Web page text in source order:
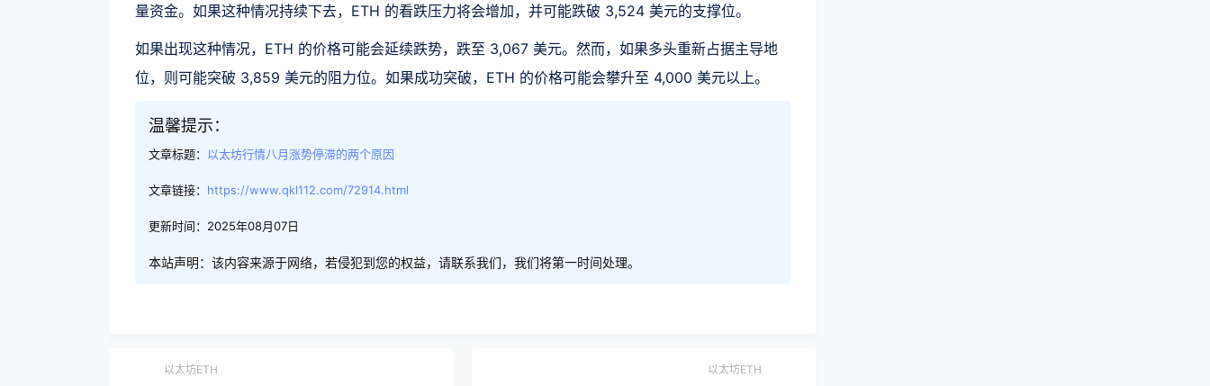
量资金。如果这种情况持续下去，ETH 的看跌压力将会增加，并可能跌破 3,524 美元的支撑位。
如果出现这种情况，ETH 的价格可能会延续跌势，跌至 3,067 美元。然而，如果多头重新占据主导地
位，则可能突破 3,859 美元的阻力位。如果成功突破，ETH 的价格可能会攀升至 4,000 美元以上。
温馨提示：
文章标题： 以太坊行情八月涨势停滞的两个原因
文章链接： https://www.qkl112.com/72914.html
更新时间：2025年08月07日
本站声明：该内容来源于网络，若侵犯到您的权益，请联系我们，我们将第一时间处理。
以太坊ETH 以太坊ETH